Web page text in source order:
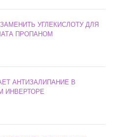
УГЛЕКИСЛОТУ ДЛЯ
ПРОПАНОМ
АНТИЗАЛИПАНИЕ В
ИНВЕРТОРЕ